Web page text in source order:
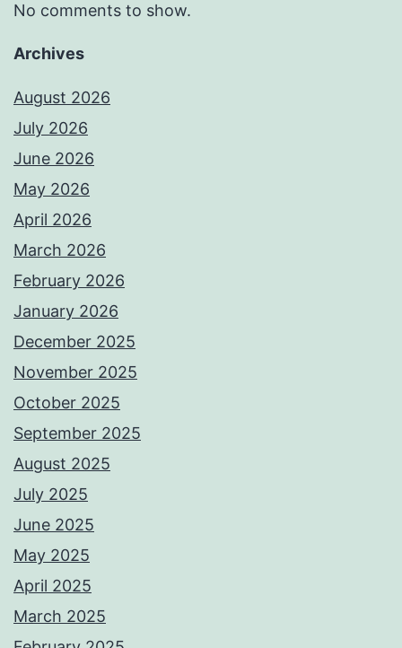
No comments to show.
Archives
August 2026
July 2026
June 2026
May 2026
April 2026
March 2026
February 2026
January 2026
December 2025
November 2025
October 2025
September 2025
August 2025
July 2025
June 2025
May 2025
April 2025
March 2025